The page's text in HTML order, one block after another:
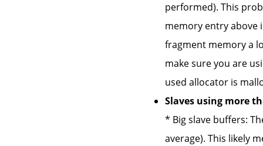
performed). This
memory entry above
fragment memory a
make sure you are
used allocator is
Slaves using more
* Big slave buffers:
average). This likely